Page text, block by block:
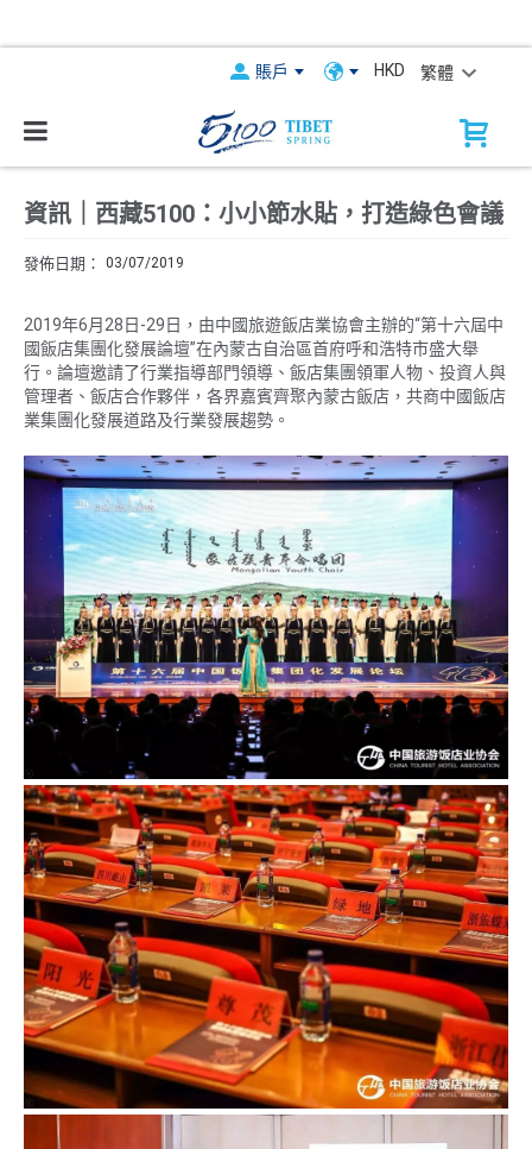
賬戶 HKD 繁體
資訊｜西藏5100：小小節水貼，打造綠色會議
03/07/2019
2019年6月28日-29日，由中國旅遊飯店業協會主辦的“第十六屆中
國飯店集團化發展論壇”在內蒙古自治區首府呼和浩特市盛大舉
行。論壇邀請了行業指導部門領導、飯店集團領軍人物、投資人與
管理者、飯店合作夥伴，各界嘉賓齊聚內蒙古飯店，共商中國飯店
業集團化發展道路及行業發展趨勢。